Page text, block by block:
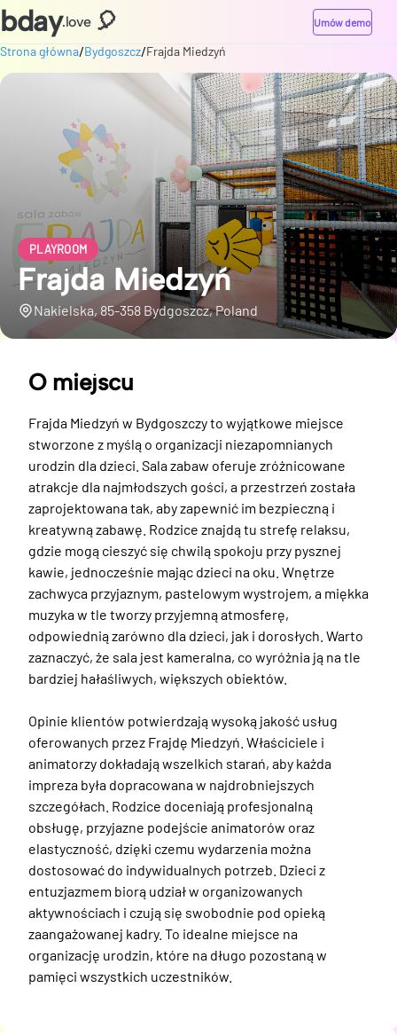
bday.love 🎈 Umów demo
Strona główna/Bydgoszcz/Frajda Miedzyń
PLAYROOM
Frajda Miedzyń
Nakielska, 85-358 Bydgoszcz, Poland
O miejscu
Frajda Miedzyń w Bydgoszczy to wyjątkowe miejsce
stworzone z myślą o organizacji niezapomnianych
urodzin dla dzieci. Sala zabaw oferuje zróżnicowane
atrakcje dla najmłodszych gości, a przestrzeń została
zaprojektowana tak, aby zapewnić im bezpieczną i
kreatywną zabawę. Rodzice znajdą tu strefę relaksu,
gdzie mogą cieszyć się chwilą spokoju przy pysznej
kawie, jednocześnie mając dzieci na oku. Wnętrze
zachwyca przyjaznym, pastelowym wystrojem, a miękka
muzyka w tle tworzy przyjemną atmosferę,
odpowiednią zarówno dla dzieci, jak i dorosłych. Warto
zaznaczyć, że sala jest kameralna, co wyróżnia ją na tle
bardziej hałaśliwych, większych obiektów.
Opinie klientów potwierdzają wysoką jakość usług
oferowanych przez Frajdę Miedzyń. Właściciele i
animatorzy dokładają wszelkich starań, aby każda
impreza była dopracowana w najdrobniejszych
szczegółach. Rodzice doceniają profesjonalną
obsługę, przyjazne podejście animatorów oraz
elastyczność, dzięki czemu wydarzenia można
dostosować do indywidualnych potrzeb. Dzieci z
entuzjazmem biorą udział w organizowanych
aktywnościach i czują się swobodnie pod opieką
zaangażowanej kadry. To idealne miejsce na
organizację urodzin, które na długo pozostaną w
pamięci wszystkich uczestników.